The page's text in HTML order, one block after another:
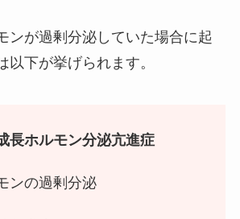
ンが過剰分泌していた場合に起
以下が挙げられます。
長ホルモン分泌亢進症
ンの過剰分泌